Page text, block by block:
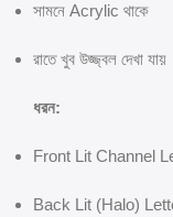
সামনে Acrylic থাকে
রাতে খুব উজ্জ্বল দেখা যায়
ধরন:
Front Lit Channel
Back Lit (Halo)